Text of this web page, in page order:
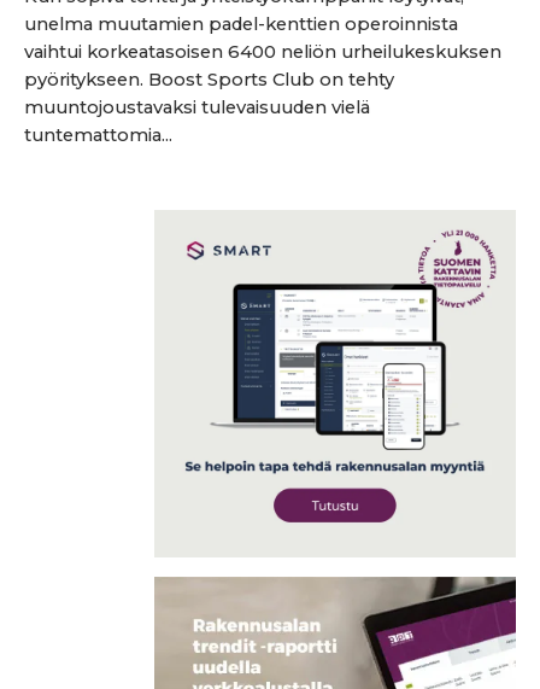
unelma muutamien padel-kenttien operoinnista
vaihtui korkeatasoisen 6400 neliön urheilukeskuksen
pyöritykseen. Boost Sports Club on tehty
muuntojoustavaksi tulevaisuuden vielä
tuntemattomia...